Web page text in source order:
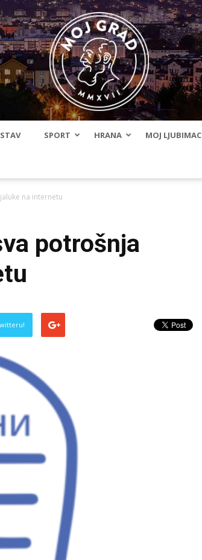
SPORT HRANA MOJ LJUBIMAC
na internetu
potrošnja